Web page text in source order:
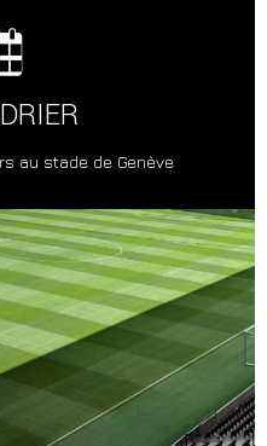
au stade de Genève